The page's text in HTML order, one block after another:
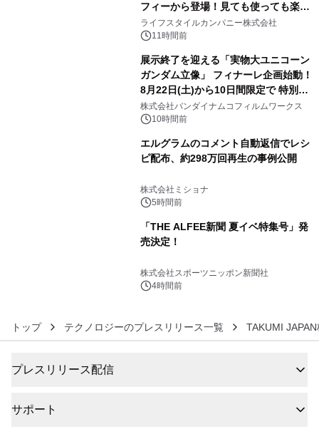
フィーから登場！見ても使っても楽し
い、ポップでキュートなコレクショ
ン。
ライフスタイルカンパニー株式会社
11時間前
展示終了を迎える「実物大ユニコーン
ガンダム立像」 フィナーレ企画始動！
8月22日(土)から10日間限定で 特別映
像『UNICORN GUNDAM Statue ―
BEYOND POSSIBILITY ―』を上映！
株式会社バンダイナムコフィルムワークス
10時間前
エルグラムのコメント自動返信でレシ
ピ配布、約298万回再生の事例公開
株式会社ミショナ
5時間前
「THE ALFEE新聞 夏イベ特集号」発
売決定！
株式会社スポーツニッポン新聞社
4時間前
トップ テクノロジーのプレスリリース一覧 TAKUMI
プレスリリース配信
サポート